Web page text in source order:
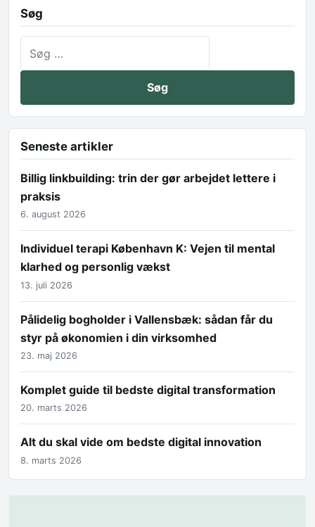
Søg
Seneste artikler
Billig linkbuilding: trin der gør arbejdet lettere i
praksis
6. august 2026
Individuel terapi København K: Vejen til mental
klarhed og personlig vækst
13. juli 2026
Pålidelig bogholder i Vallensbæk: sådan får du
styr på økonomien i din virksomhed
23. maj 2026
Komplet guide til bedste digital transformation
20. marts 2026
Alt du skal vide om bedste digital innovation
8. marts 2026